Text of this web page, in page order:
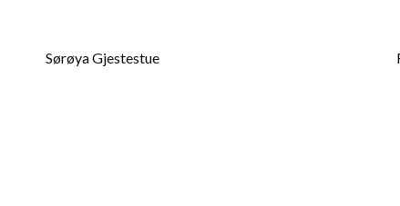
innholdSørøya Gjestestue